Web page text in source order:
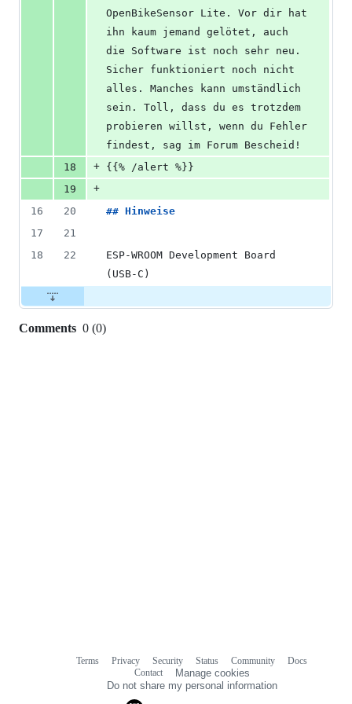
OpenBikeSensor Lite. Vor dir hat
ihn kaum jemand gelötet, auch
die Software ist noch sehr neu.
Sicher funktioniert noch nicht
alles. Manches kann umständlich
sein. Toll, dass du es trotzdem
probieren willst, wenn du Fehler
findest, sag im Forum Bescheid!
18
+ {{% /alert %}}
19
+
16
20 ## Hinweise
17
21
18
22
ESP-WROOM Development Board
(USB-C)
Comments 0 (0)
Terms Privacy Security Status Community
Docs
Contact
Manage cookies
Do not share my personal information